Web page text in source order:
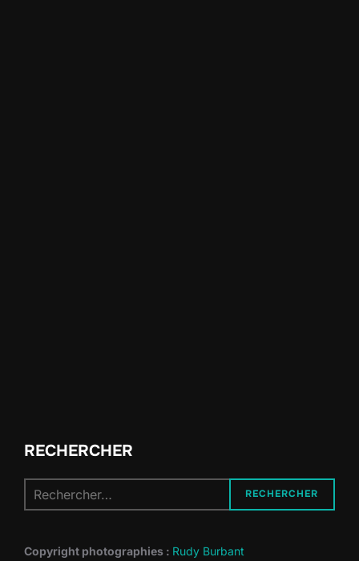
RECHERCHER
pour :
RECHERCHER
Copyright photographies : Rudy Burbant